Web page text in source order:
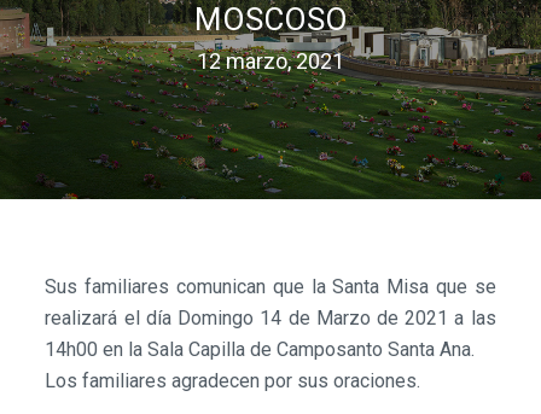
MOSCOSO
12 marzo, 2021
Sus familiares comunican que la Santa Misa que se
realizará el día Domingo 14 de Marzo de 2021 a las
14h00 en la Sala Capilla de Camposanto Santa Ana.
Los familiares agradecen por sus oraciones.